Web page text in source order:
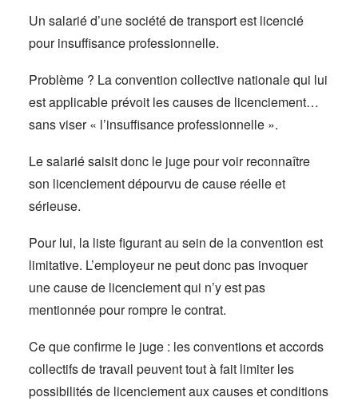
Un salarié d’une société de transport est licencié
pour insuffisance professionnelle.
Problème ? La convention collective nationale qui lui
est applicable prévoit les causes de licenciement…
sans viser « l’insuffisance professionnelle ».
Le salarié saisit donc le juge pour voir reconnaître
son licenciement dépourvu de cause réelle et
sérieuse.
Pour lui, la liste figurant au sein de la convention est
limitative. L’employeur ne peut donc pas invoquer
une cause de licenciement qui n’y est pas
mentionnée pour rompre le contrat.
Ce que confirme le juge : les conventions et accords
collectifs de travail peuvent tout à fait limiter les
possibilités de licenciement aux causes et conditions